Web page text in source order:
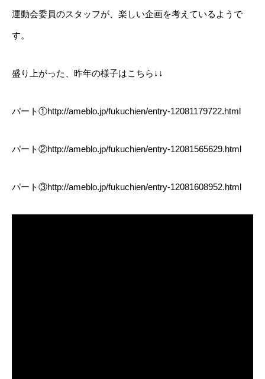
運動会委員のスタッフが、楽しい企画を考えているようで
す。
盛り上がった、昨年の様子はこちら↓↓
パート①http://ameblo.jp/fukuchien/entry-12081179722.html
パート②http://ameblo.jp/fukuchien/entry-12081565629.html
パート③http://ameblo.jp/fukuchien/entry-12081608952.html